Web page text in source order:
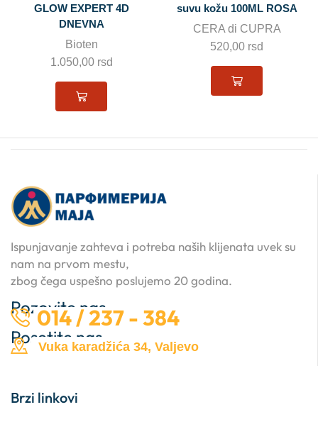
GLOW EXPERT 4D
DNEVNA
Bioten
1.050,00 rsd
suvu kožu 100ML ROSA
CERA di CUPRA
520,00 rsd
Ispunjavanje zahteva i potreba naših klijenata uvek su
nam na prvom mestu,
zbog čega uspešno poslujemo 20 godina.
Pozovite nas …
014 / 237 - 384
Posetite nas …
Vuka karadžića 34, Valjevo
Brzi linkovi